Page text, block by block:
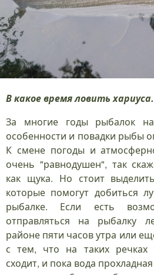
В какое время ловить хариуса.
За многие годы рыбалок на
особенности и повадки рыбы
К смене погоды и
очень "равнодушен", так
как щука. Но стоит
которые помогут добиться
рыбалке. Если есть
отправляться на рыбалку
районе пяти часов утра или
с тем, что на таких речках
сходит, и пока вода